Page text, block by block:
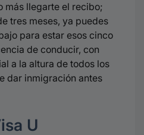
más llegarte el recibo;
tres meses, ya puedes
para estar esos cinco
de conducir, con
a la altura de todos los
dar inmigración antes
U